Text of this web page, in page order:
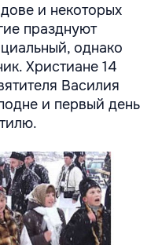
и некоторых
празднуют
однако
Христиане 14
Василия
и первый день